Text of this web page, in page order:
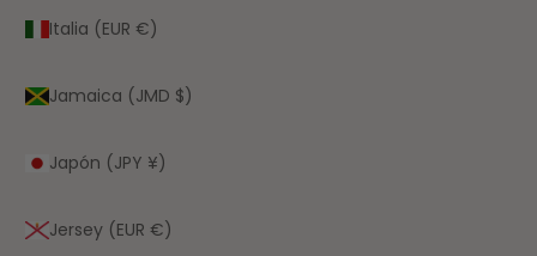
Italia (EUR €)
Jamaica (JMD $)
Japón (JPY ¥)
Jersey (EUR €)